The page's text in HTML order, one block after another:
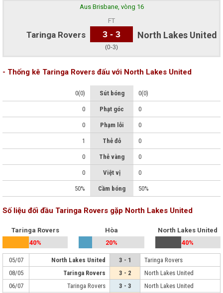
Aus Brisbane, vòng 16
Taringa Rovers
FT
3 - 3
(0-3)
North Lakes United
- Thống kê Taringa Rovers đấu với North Lakes United
0(0) Sút bóng 0(0)
0 Phạt góc 0
0 Phạm lỗi 0
1 Thẻ đỏ 0
0 Thẻ vàng 0
0 Việt vị 0
50% Cầm bóng 50%
Số liệu đối đầu Taringa Rovers gặp North Lakes United
Taringa Rovers
40%
Hòa
20%
North Lakes United
40%
05/07 North Lakes United 3 - 1
Taringa Rovers
08/05
Taringa Rovers 3 - 2
North Lakes United
06/07
Taringa Rovers 3 - 3
North Lakes United